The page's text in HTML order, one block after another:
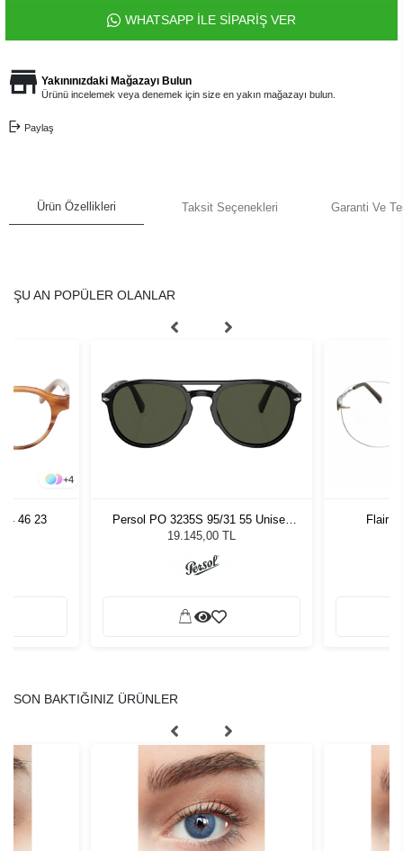
WHATSAPP İLE SİPARİŞ VER
Yakınınızdaki Mağazayı Bulun
Ürünü incelemek veya denemek için size en yakın mağazayı bulun.
Paylaş
Ürün Özellikleri Taksit Seçenekleri Garanti Ve
ŞU AN POPÜLER OLANLAR
+4
46 23
Persol PO 3235S 95/31 55 Unisex
Güneş Gözlüğü
19.145,00 TL
Flair
SON BAKTIĞINIZ ÜRÜNLER